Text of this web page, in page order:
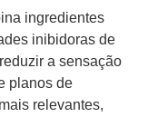
ingredientes
inibidoras de
a sensação
planos de
relevantes,